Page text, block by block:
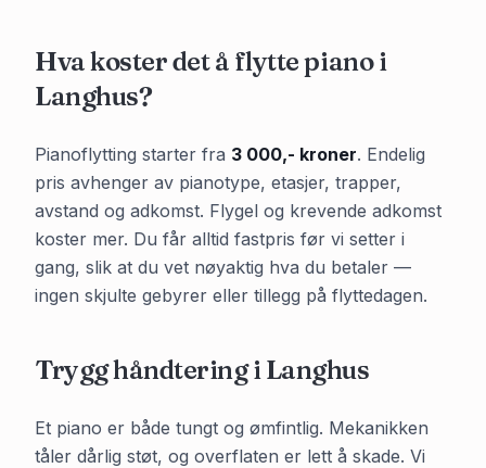
Hva koster det å flytte piano i
Langhus?
Pianoflytting starter fra 3 000,- kroner. Endelig
pris avhenger av pianotype, etasjer, trapper,
avstand og adkomst. Flygel og krevende adkomst
koster mer. Du får alltid fastpris før vi setter i
gang, slik at du vet nøyaktig hva du betaler —
ingen skjulte gebyrer eller tillegg på flyttedagen.
Trygg håndtering iLanghus
Et piano er både tungt og ømfintlig. Mekanikken
tåler dårlig støt, og overflaten er lett å skade. Vi